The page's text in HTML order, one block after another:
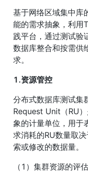
基于网络区域集中库
能的需求抽象，利用
践平台，通过测试验
数据库整合和按需供
求。
1.资源管控
分布式数据库测试集
Request Unit（RU
象的计量单位，用于
求消耗的RU数量取
索或修改的数据量。
（1）集群资源的评